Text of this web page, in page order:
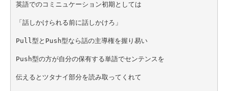
英語でのコミニュケーション初期としては
「話しかけられる前に話しかけろ」
Pull型とPush型なら話の主導権を握り易い
Push型の方が自分の保有する単語でセンテンスを
伝えるとツタナイ部分を読み取ってくれて